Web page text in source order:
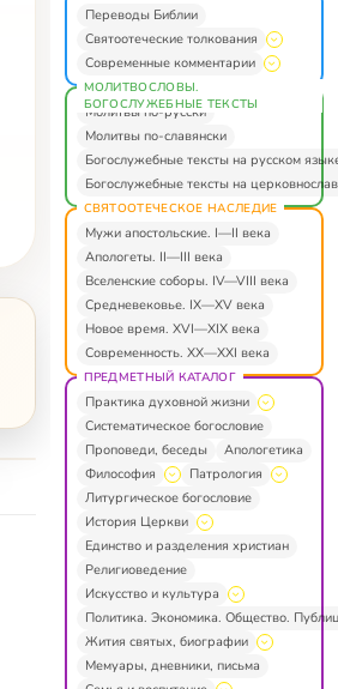
Переводы Библии
Святоотеческие толкования
Современные комментарии
МОЛИТВОСЛОВЫ.
БОГОСЛУЖЕБНЫЕ ТЕКСТЫ
Молитвы по-русски
Молитвы по-славянски
Богослужебные тексты на русском
Богослужебные тексты на
СВЯТООТЕЧЕСКОЕ НАСЛЕДИЕ
Мужи апостольские. I—II века
Апологеты. II—III века
Вселенские соборы. IV—VIII века
Средневековье. IX—XV века
Новое время. XVI—XIX века
Современность. XX—XXI века
ПРЕДМЕТНЫЙ КАТАЛОГ
Практика духовной жизни
Систематическое богословие
Проповеди, беседы
Апологетика
Философия
Патрология
Литургическое богословие
История Церкви
Единство и разделения христиан
Религиоведение
Искусство и культура
Политика. Экономика. Общество.
Жития святых, биографии
Мемуары, дневники, письма